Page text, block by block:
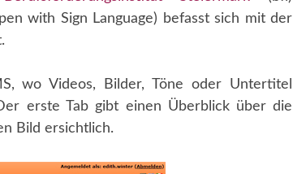
with Sign Language) befasst sich mit der
wo Videos, Bilder, Töne oder Untertitel
erste Tab gibt einen Überblick über die
Bild ersichtlich.